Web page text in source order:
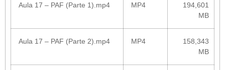
Aula 17 – PAF (Parte 1).mp4 MP4
194,601
MB
Aula 17 – PAF (Parte 2).mp4 MP4
158,343
MB